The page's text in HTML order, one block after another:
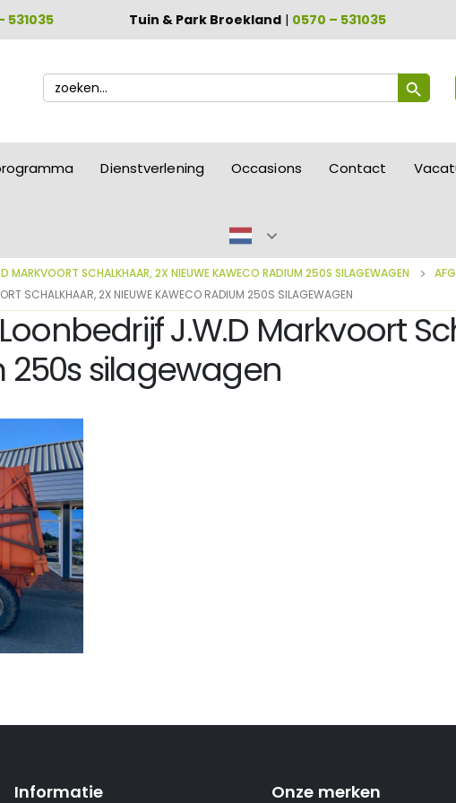
531035 Tuin & Park Broekland | 0570 – 531035
Zoek
naar:
Zoekknop
Dienstverlening Occasions Contact
MARKVOORT SCHALKHAAR, 2X NIEUWE KAWECO RADIUM 250S SILAGEWAGEN
SCHALKHAAR, 2X NIEUWE KAWECO RADIUM 250S SILAGEWAGEN
J.W.D Markvoort
250s silagewagen
Informatie Onze merken